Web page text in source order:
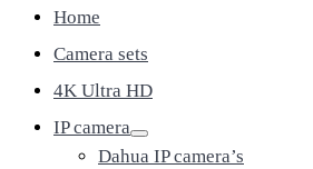
Home
Camera sets
4K Ultra HD
IP camera
Dahua IP camera’s